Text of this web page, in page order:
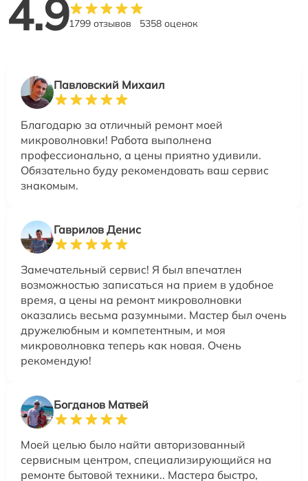
4.91799 отзывов 5358 оценок
Павловский Михаил
Благодарю за отличный ремонт моей
микроволновки! Работа выполнена
профессионально, а цены приятно удивили.
Обязательно буду рекомендовать ваш сервис
знакомым.
Гаврилов Денис
Замечательный сервис! Я был впечатлен
возможностью записаться на прием в удобное
время, а цены на ремонт микроволновки
оказались весьма разумными. Мастер был очень
дружелюбным и компетентным, и моя
микроволновка теперь как новая. Очень
рекомендую!
Богданов Матвей
Моей целью было найти авторизованный
сервисным центром, специализирующийся на
ремонте бытовой техники.. Мастера быстро,